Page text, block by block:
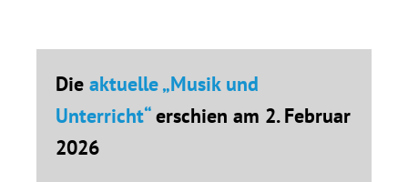
Die aktuelle „Musik und
Unterricht“erschien am 2. Februar
2026